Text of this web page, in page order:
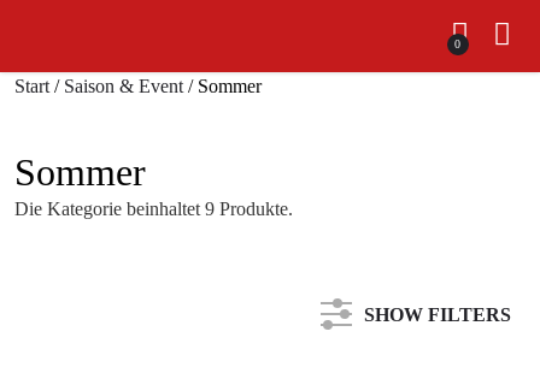
0
Start / Saison & Event / Sommer
Sommer
Die Kategorie beinhaltet 9 Produkte.
SHOW FILTERS